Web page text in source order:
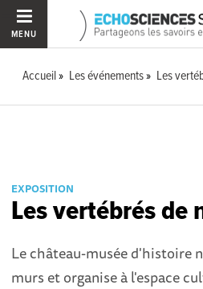
MENU
Accueil Les événements Les
EXPOSITION
Les vertébrés de
Le château-musée d'histoire
murs et organise à l'espace